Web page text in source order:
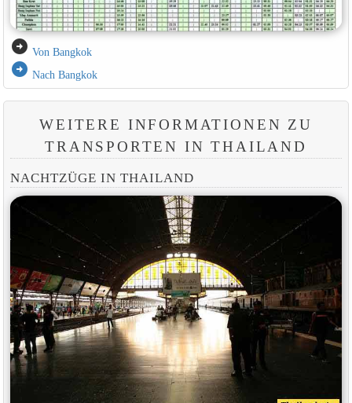
arrow_circle_right Von Bangkok
arrow_circle_right Nach Bangkok
WEITERE INFORMATIONEN ZU
TRANSPORTEN IN THAILAND
NACHTZÜGE IN THAILAND